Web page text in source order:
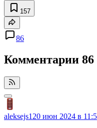
157
86
Комментарии 86
aleksejs1 20 июн 2024 в